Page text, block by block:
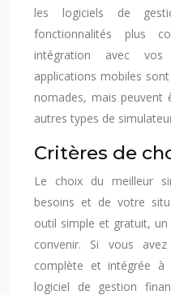
les logiciels de
fonctionnalités plus
intégration avec vos
applications mobiles
nomades, mais peuvent
autres types de
Critères de
Le choix du meilleur
besoins et de votre
outil simple et gratuit,
convenir. Si vous
complète et intégrée à
logiciel de gestion